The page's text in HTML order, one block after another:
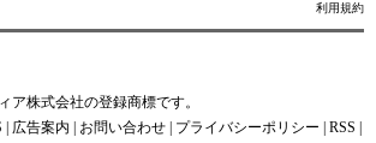
利用規約
ア株式会社の登録商標です。
広告案内 お問い合わせ プライバシーポリシー RSS